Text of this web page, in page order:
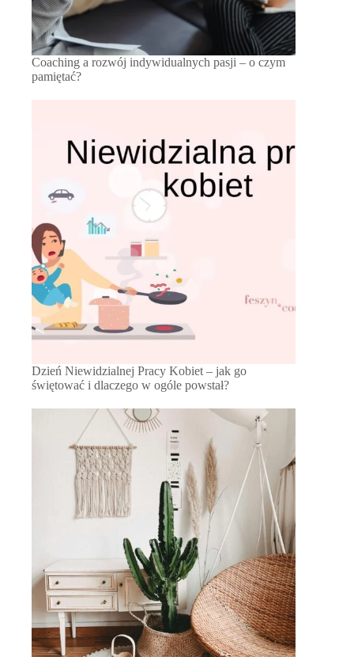
Coaching a rozwój indywidualnych pasji – o czym
pamiętać?
Dzień Niewidzialnej Pracy Kobiet – jak go
świętować i dlaczego w ogóle powstał?